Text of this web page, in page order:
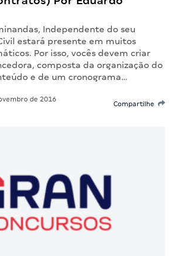
Independente do seu
estará presente em muitos
Por isso, vocês devem criar
composta da organização do
e de um cronograma…
de 2016
Compartilhe